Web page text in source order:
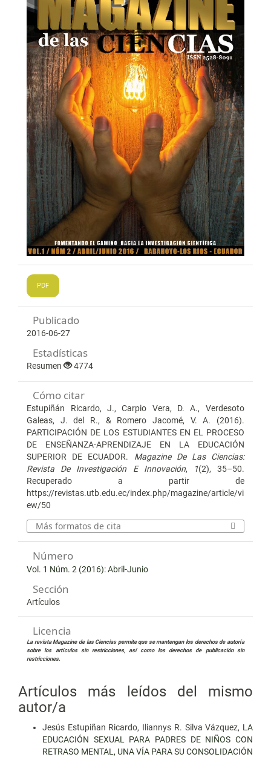
PDF
Publicado
2016-06-27
Estadísticas
Resumen 4774
Cómo citar
Estupiñán Ricardo, J., Carpio Vera, D. A., Verdesoto
Galeas, J. del R., & Romero Jacomé, V. A. (2016).
PARTICIPACIÓN DE LOS ESTUDIANTES EN EL PROCESO
DE ENSEÑANZA-APRENDIZAJE EN LA EDUCACIÓN
SUPERIOR DE ECUADOR. Magazine De Las Ciencias:
Revista De Investigación E Innovación, 1(2), 35–50.
Recuperado a partir de
https://revistas.utb.edu.ec/index.php/magazine/article/vi
ew/50
Más formatos de cita
Número
Vol. 1 Núm. 2 (2016): Abril-Junio
Sección
Artículos
Licencia
La revista Magazine de las Ciencias permite que se mantengan los derechos de autoría
sobre los artículos sin restricciones, así como los derechos de publicación sin
restricciones.
Artículos más leídos del mismo
autor/a
Jesús Estupiñan Ricardo, Iliannys R. Silva Vázquez, LA
EDUCACIÓN SEXUAL PARA PADRES DE NIÑOS CON
RETRASO MENTAL, UNA VÍA PARA SU CONSOLIDACIÓN